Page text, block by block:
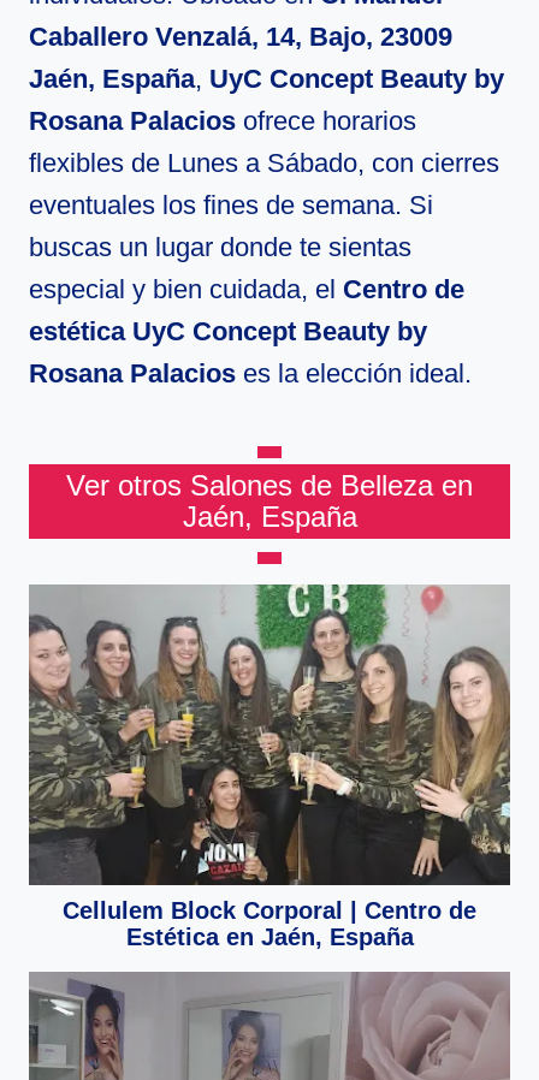
Caballero Venzalá, 14, Bajo, 23009
Jaén, España, UyC Concept Beauty by
Rosana Palacios ofrece horarios
flexibles de Lunes a Sábado, con cierres
eventuales los fines de semana. Si
buscas un lugar donde te sientas
especial y bien cuidada, el Centro de
estética UyC Concept Beauty by
Rosana Palacios es la elección ideal.
Ver otros Salones de Belleza en
Jaén, España
Cellulem Block Corporal | Centro de
Estética en Jaén, España